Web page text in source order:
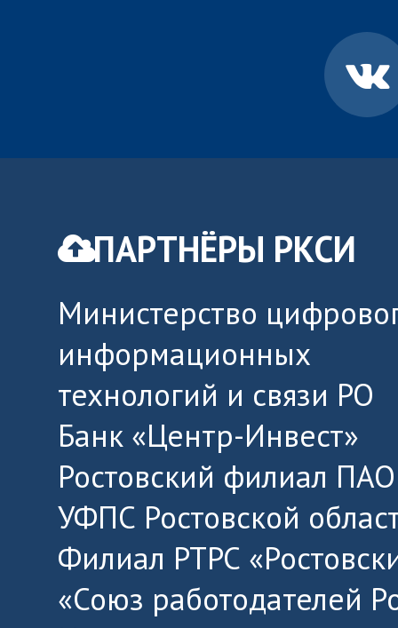
ПАРТНЁРЫ РКСИ
Министерство
информационных
технологий и связи РО
Банк «Центр-Инвест»
Ростовский филиал
УФПС Ростовской
Филиал РТРС
«Союз работодателей